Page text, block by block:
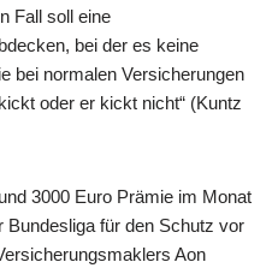
Fall soll eine
bei der es keine
bei normalen Versicherungen
oder er kickt nicht“ (Kuntz
3000 Euro Prämie im Monat
Bundesliga für den Schutz vor
Aon